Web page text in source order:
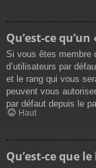
Qu’est-ce
Si vous êtes membre
d’utilisateurs par
et le rang qui vous
peuvent vous
par défaut depuis le
Haut
Qu’est-ce que